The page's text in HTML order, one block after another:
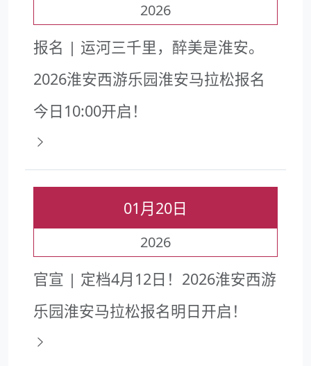
2026
报名 | 运河三千里，醉美是淮安。
2026淮安西游乐园淮安马拉松报名
今日10:00开启！
01月20日
2026
官宣 | 定档4月12日！2026淮安西游
乐园淮安马拉松报名明日开启！